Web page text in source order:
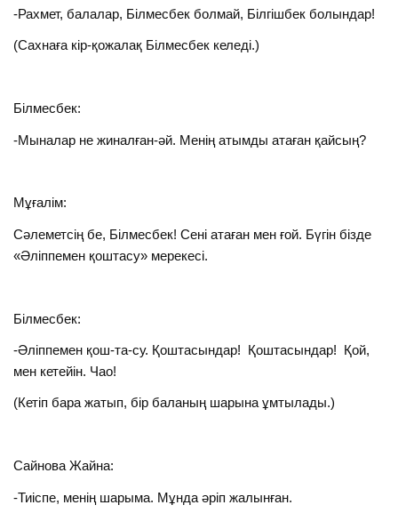
-Рахмет, балалар, Білмесбек болмай, Білгішбек болындар!
(Сахнаға кір-қожалақ Білмесбек келеді.)
Білмесбек:
-Мыналар не жиналған-әй. Менің атымды атаған қайсың?
Мұғалім:
Сәлеметсің бе, Білмесбек! Сені атаған мен ғой. Бүгін бізде
«Әліппемен қоштасу» мерекесі.
Білмесбек:
-Әліппемен қош-та-су. Қоштасындар! Қоштасындар! Қой,
мен кетейін. Чао!
(Кетіп бара жатып, бір баланың шарына ұмтылады.)
Сайнова Жайна:
-Тиіспе, менің шарыма. Мұнда әріп жалынған.